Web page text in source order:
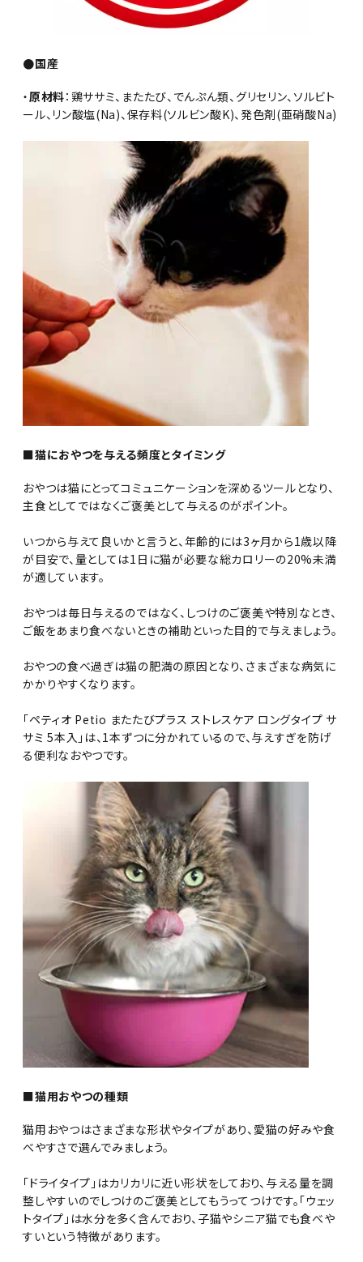
●国産
・原材料：鶏ササミ、またたび、でんぷん類、グリセリン、ソルビト
ール、リン酸塩(Na)、保存料(ソルビン酸K)、発色剤(亜硝酸Na)
■猫におやつを与える頻度とタイミング
おやつは猫にとってコミュニケーションを深めるツールとなり、
主食としてではなくご褒美として与えるのがポイント。
いつから与えて良いかと言うと、年齢的には3ヶ月から1歳以降
が目安で、量としては1日に猫が必要な総カロリーの20%未満
が適しています。
おやつは毎日与えるのではなく、しつけのご褒美や特別なとき、
ご飯をあまり食べないときの補助といった目的で与えましょう。
おやつの食べ過ぎは猫の肥満の原因となり、さまざまな病気に
かかりやすくなります。
「ペティオ Petio またたびプラス ストレスケア ロングタイプ サ
サミ 5本入」は、1本ずつに分かれているので、与えすぎを防げ
る便利なおやつです。
■猫用おやつの種類
猫用おやつはさまざまな形状やタイプがあり、愛猫の好みや食
べやすさで選んでみましょう。
「ドライタイプ」はカリカリに近い形状をしており、与える量を調
整しやすいのでしつけのご褒美としてもうってつけです。「ウェッ
トタイプ」は水分を多く含んでおり、子猫やシニア猫でも食べや
すいという特徴があります。